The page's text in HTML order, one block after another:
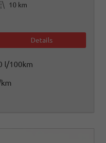
Kilometerstand
10 km
Details
l/100km